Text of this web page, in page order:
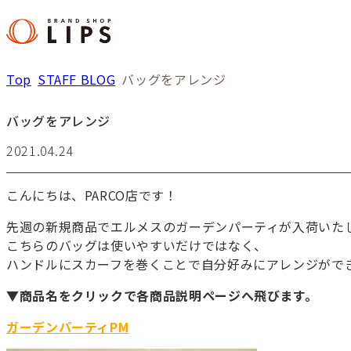
Top STAFF BLOG バッグをアレンジ
バッグをアレンジ
2021.04.24
こんにちは、PARCO店です！
先週の新規商品でエルメスのガーデンパーティが入荷いた
こちらのバッグは使いやすいだけではなく、
ハンドルにスカーフを巻くことで自分好みにアレンジがで
▼商品名をクリックで各商品説明ページへ飛びます。
ガーデンパーティPM